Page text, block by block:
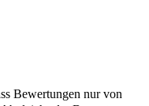
Bewertungen nur von